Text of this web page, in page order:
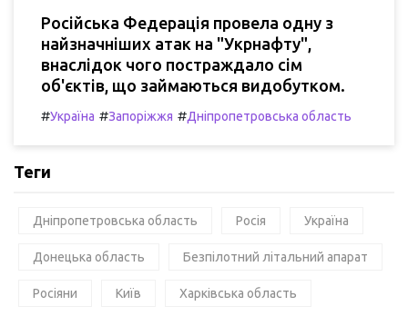
Російська Федерація провела одну з
найзначніших атак на "Укрнафту",
внаслідок чого постраждало сім
об'єктів, що займаються видобутком.
#Україна #Запоріжжя #Дніпропетровська область
Теги
Дніпропетровська область Росія Україна
Донецька область Безпілотний літальний апарат
Росіяни Київ Харківська область